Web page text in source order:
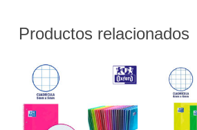
Productos relacionados